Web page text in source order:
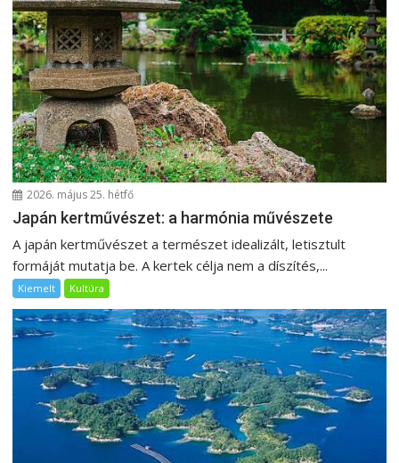
2026. május 25. hétfő
Japán kertművészet: a harmónia művészete
A japán kertművészet a természet idealizált, letisztult
formáját mutatja be. A kertek célja nem a díszítés,...
Kiemelt Kultúra